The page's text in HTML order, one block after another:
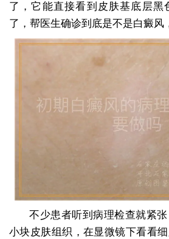
了，它能直接看到皮肤基底层黑
了，帮医生确诊到底是不是白癜风
不少患者听到病理检查就紧
小块皮肤组织，在显微镜下看看